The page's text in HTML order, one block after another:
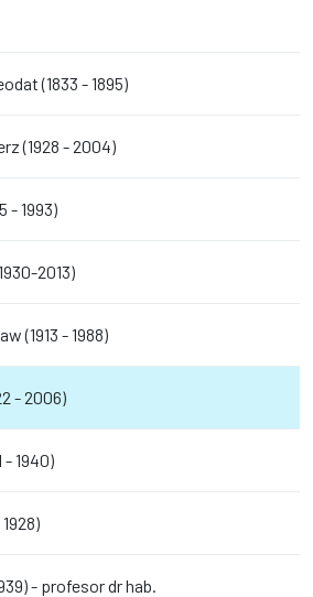
(1833 - 1895)
(1928 - 2004)
- 1993)
2013)
(1913 - 1988)
- 2006)
- 1940)
- profesor dr hab.